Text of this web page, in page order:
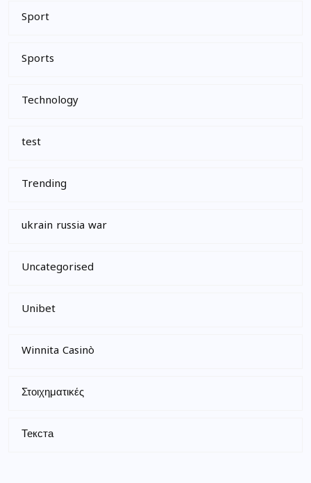
Sport
Sports
Technology
test
Trending
ukrain russia war
Uncategorised
Unibet
Winnita Casinò
Στοιχηματικές
Текста